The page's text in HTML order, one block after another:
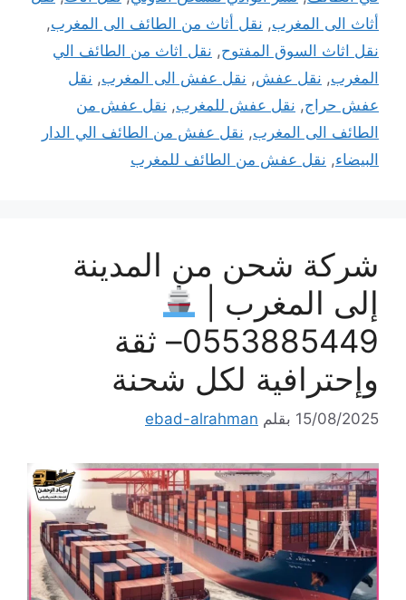
أثاث الى المغرب, نقل أثاث من الطائف الى المغرب,
نقل اثاث السوق المفتوح, نقل اثاث من الطائف الي
المغرب, نقل عفش, نقل عفش الى المغرب, نقل
عفش حراج, نقل عفش للمغرب, نقل عفش من
الطائف الى المغرب, نقل عفش من الطائف الي الدار
البيضاء, نقل عفش من الطائف للمغرب
شركة شحن من المدينة
إلى المغرب |
0553885449– ثقة
وإحترافية لكل شحنة
15/08/2025 بقلم ebad-alrahman